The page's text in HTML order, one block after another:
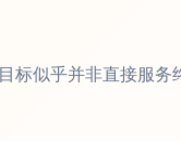
似乎并非直接服务